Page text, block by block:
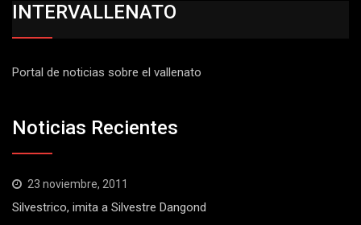
INTERVALLENATO
Portal de noticias sobre el vallenato
Noticias Recientes
23 noviembre, 2011
Silvestrico, imita a Silvestre Dangond